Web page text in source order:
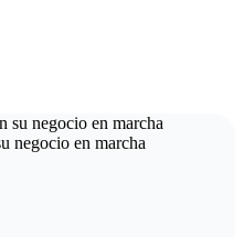
negocio en marcha